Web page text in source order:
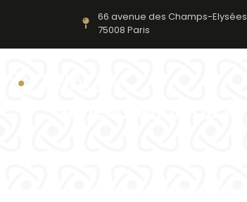
66 avenue des Champs-Elysées
75008 Paris